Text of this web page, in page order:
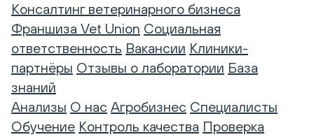
Консалтинг ветеринарного бизнеса
Франшиза Vet Union Социальная
ответственность Вакансии Клиники-
партнёры Отзывы о лаборатории База
знаний
Анализы О нас Агробизнес Специалисты
Обучение Контроль качества Проверка